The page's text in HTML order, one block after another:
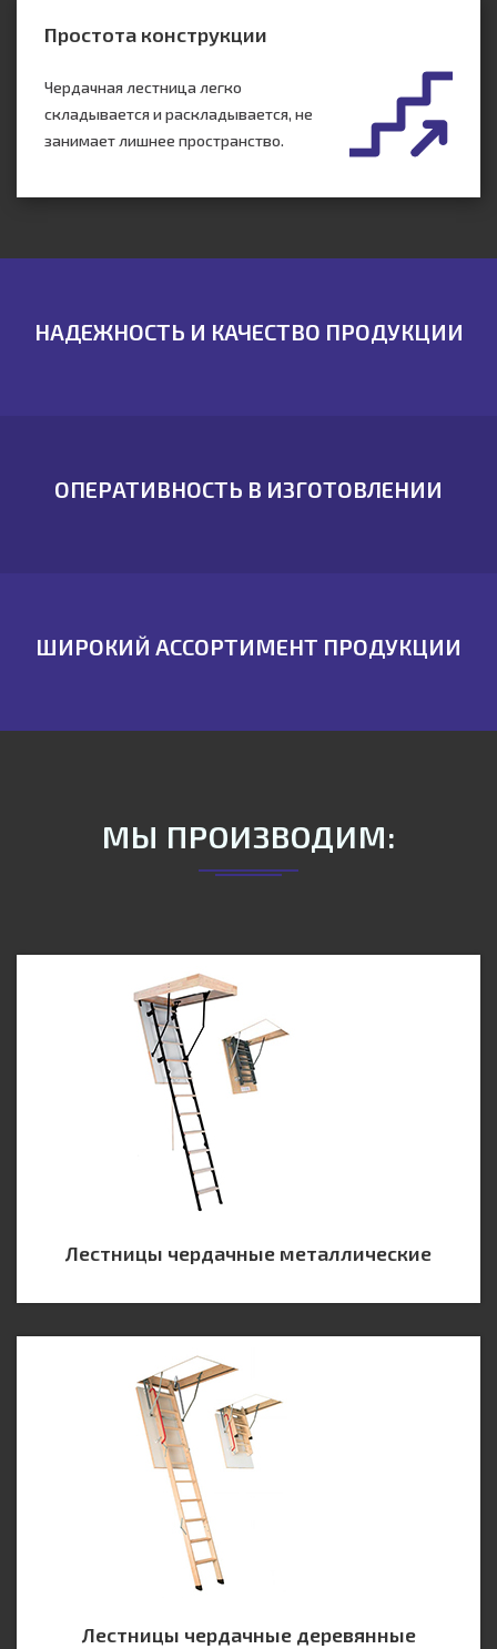
Простота конструкции
Чердачная лестница легко
складывается и раскладывается, не
занимает лишнее пространство.
НАДЕЖНОСТЬ И КАЧЕСТВО ПРОДУКЦИИ
ОПЕРАТИВНОСТЬ В ИЗГОТОВЛЕНИИ
ШИРОКИЙ АССОРТИМЕНТ ПРОДУКЦИИ
МЫ ПРОИЗВОДИМ:
Лестницы чердачные металлические
Лестницы чердачные деревянные